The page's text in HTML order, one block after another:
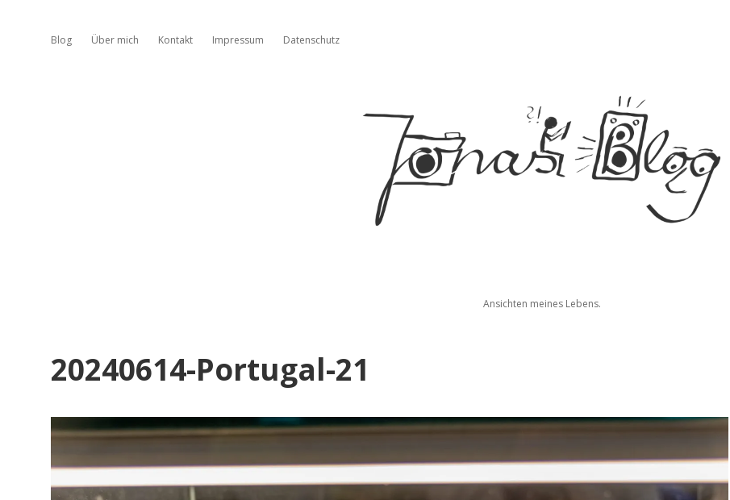
Blog Über mich Kontakt Impressum Datenschutz
Jonas'
Blog
Ansichten meines Lebens.
20240614-Portugal-21